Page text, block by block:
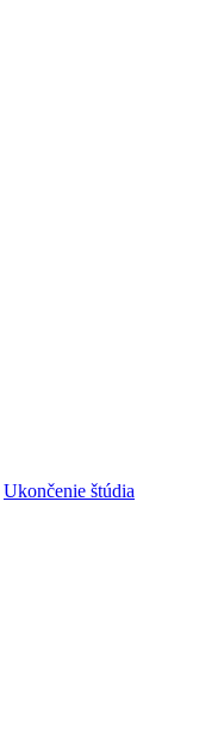
Ukončenie štúdia